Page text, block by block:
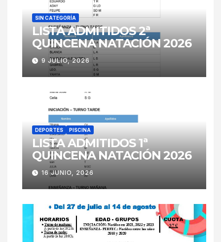
SIN CATEGORÍA
LISTA ADMITIDOS 2ª
QUINCENA NATACIÓN 2026
9 JULIO, 2026
DEPORTES PISCINA
LISTA ADMITIDOS 1ª
QUINCENA NATACIÓN 2026
16 JUNIO, 2026